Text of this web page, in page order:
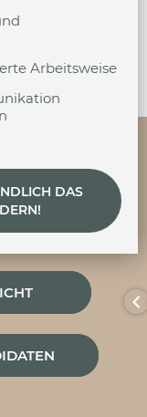
Arbeitsweise
DAS